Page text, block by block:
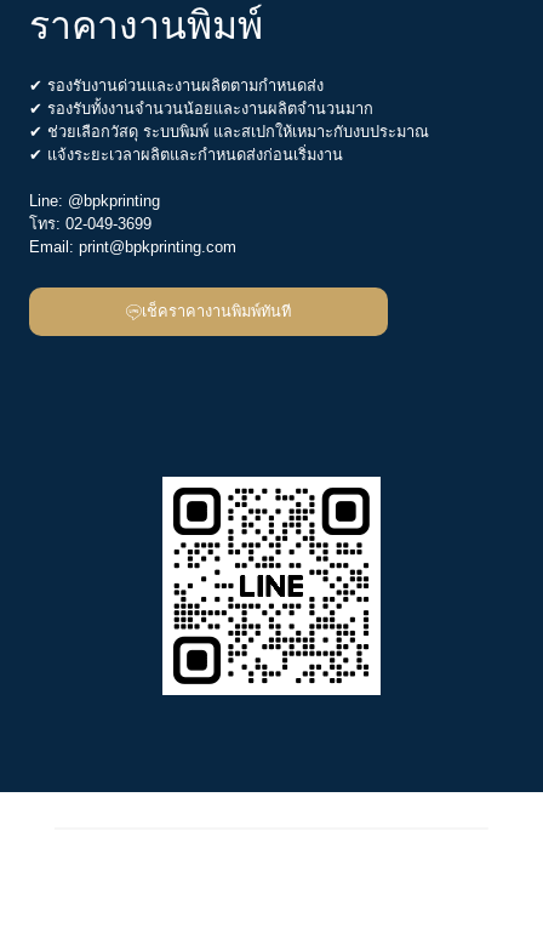
ราคางานพิมพ์
✔ รองรับงานด่วนและงานผลิตตามกำหนดส่ง
✔ รองรับทั้งงานจำนวนน้อยและงานผลิตจำนวนมาก
✔ ช่วยเลือกวัสดุ ระบบพิมพ์ และสเปกให้เหมาะกับงบประมาณ
✔ แจ้งระยะเวลาผลิตและกำหนดส่งก่อนเริ่มงาน
Line: @bpkprinting
โทร: 02-049-3699
Email: print@bpkprinting.com
เช็คราคางานพิมพ์ทันที